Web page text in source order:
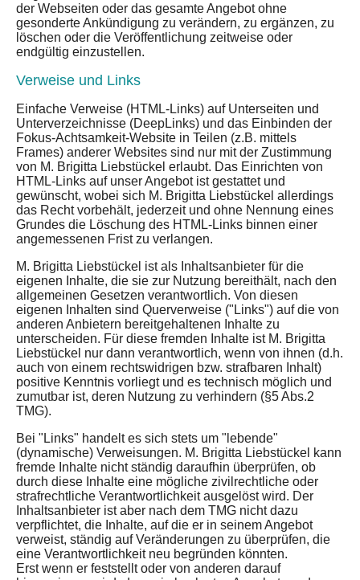
der Webseiten oder das gesamte Angebot ohne
gesonderte Ankündigung zu verändern, zu ergänzen, zu
löschen oder die Veröffentlichung zeitweise oder
endgültig einzustellen.
Verweise und Links
Einfache Verweise (HTML-Links) auf Unterseiten und
Unterverzeichnisse (DeepLinks) und das Einbinden der
Fokus-Achtsamkeit-Website in Teilen (z.B. mittels
Frames) anderer Websites sind nur mit der Zustimmung
von M. Brigitta Liebstückel erlaubt. Das Einrichten von
HTML-Links auf unser Angebot ist gestattet und
gewünscht, wobei sich M. Brigitta Liebstückel allerdings
das Recht vorbehält, jederzeit und ohne Nennung eines
Grundes die Löschung des HTML-Links binnen einer
angemessenen Frist zu verlangen.
M. Brigitta Liebstückel ist als Inhaltsanbieter für die
eigenen Inhalte, die sie zur Nutzung bereithält, nach den
allgemeinen Gesetzen verantwortlich. Von diesen
eigenen Inhalten sind Querverweise ("Links") auf die von
anderen Anbietern bereitgehaltenen Inhalte zu
unterscheiden. Für diese fremden Inhalte ist M. Brigitta
Liebstückel nur dann verantwortlich, wenn von ihnen (d.h.
auch von einem rechtswidrigen bzw. strafbaren Inhalt)
positive Kenntnis vorliegt und es technisch möglich und
zumutbar ist, deren Nutzung zu verhindern (§5 Abs.2
TMG).
Bei "Links" handelt es sich stets um "lebende"
(dynamische) Verweisungen. M. Brigitta Liebstückel kann
fremde Inhalte nicht ständig daraufhin überprüfen, ob
durch diese Inhalte eine mögliche zivilrechtliche oder
strafrechtliche Verantwortlichkeit ausgelöst wird. Der
Inhaltsanbieter ist aber nach dem TMG nicht dazu
verpflichtet, die Inhalte, auf die er in seinem Angebot
verweist, ständig auf Veränderungen zu überprüfen, die
eine Verantwortlichkeit neu begründen könnten.
Erst wenn er feststellt oder von anderen darauf